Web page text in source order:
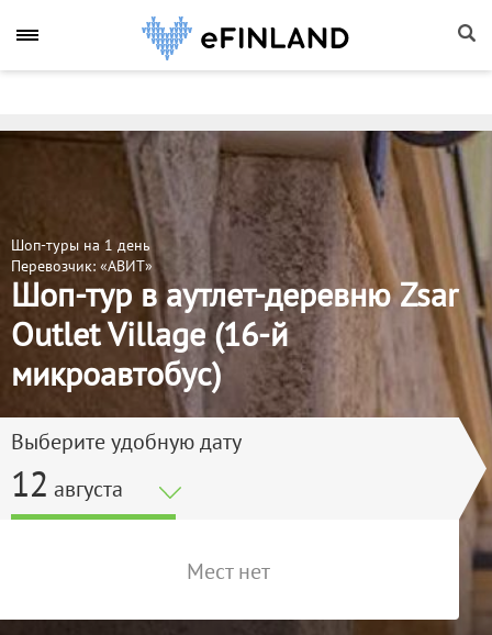
Шоп-туры на 1 день
Перевозчик: «АВИТ»
Шоп-тур в аутлет-деревню Zsar
Outlet Village (16-й
микроавтобус)
Выберите удобную дату
12 августа
Мест нет